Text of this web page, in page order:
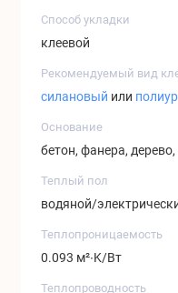
Способ укладки
клеевой
Рекомендуемый вид
силановый или
Основание
бетон, фанера,
Теплый пол
водяной/
Теплопроницаемость
0.093 м²∙K/Вт
Теплопроводность